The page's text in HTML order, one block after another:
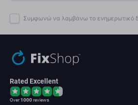
Συμφωνώ να λαμβάνω το ενημερωτικό
Rated Excellent
Over1000reviews